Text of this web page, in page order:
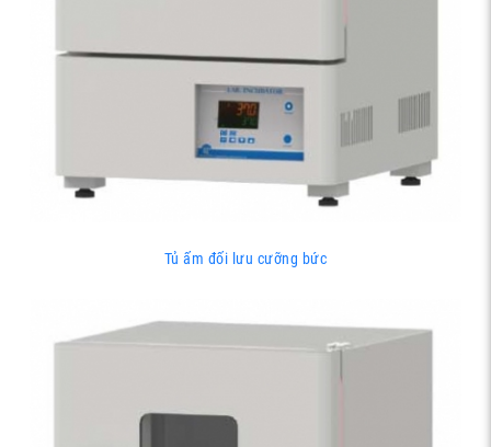
Tủ ấm đối lưu cưỡng bức